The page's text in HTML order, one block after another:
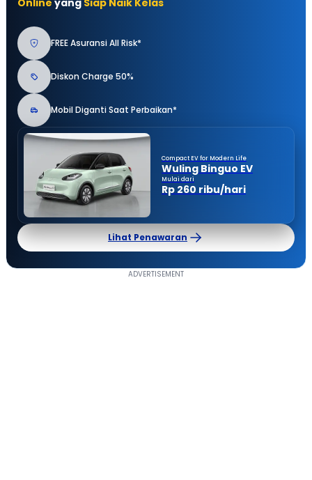
Online yang Siap Naik Kelas
FREE Asuransi All Risk*
Diskon Charge 50%
Mobil Diganti Saat Perbaikan*
Compact EV for Modern Life
Wuling Binguo EV
Mulai dari
Rp 260 ribu/hari
Lihat Penawaran